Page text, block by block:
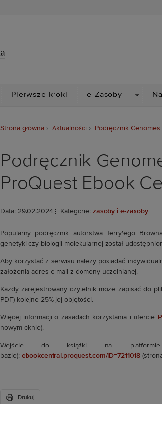
Biblioteka
Pierwsze kroki e-Zasoby
Strona główna Aktualności Podręcznik
Podręcznik
ProQuest Ebook
Data: 29.02.2024 Kategorie: zasoby i e-zasoby
Popularny podręcznik autorstwa Terry'ego
genetyki czy biologii molekularnej został
Aby korzystać z serwisu należy posiadać
założenia adres e-mail z domeny uczelnianej.
Każdy zarejestrowany czytelnik może zapisać do
PDF) kolejne 25% jej objętości.
Więcej informacji o zasadach korzystania i ofercie
nowym oknie).
Wejście do książki na
bazie): ebookcentral.proquest.com/lD=7211018
Drukuj
Plac Grunwaldzki 11